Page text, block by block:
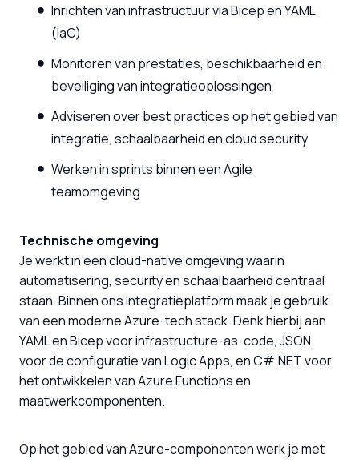
Inrichten van infrastructuur via Bicep en YAML
(IaC)
Monitoren van prestaties, beschikbaarheid en
beveiliging van integratieoplossingen
Adviseren over best practices op het gebied van
integratie, schaalbaarheid en cloud security
Werken in sprints binnen een Agile
teamomgeving
Technische omgeving
Je werkt in een cloud-native omgeving waarin
automatisering, security en schaalbaarheid centraal
staan. Binnen ons integratieplatform maak je gebruik
van een moderne Azure-tech stack. Denk hierbij aan
YAML en Bicep voor infrastructure-as-code, JSON
voor de configuratie van Logic Apps, en C#.NET voor
het ontwikkelen van Azure Functions en
maatwerkcomponenten.
Op het gebied van Azure-componenten werk je met